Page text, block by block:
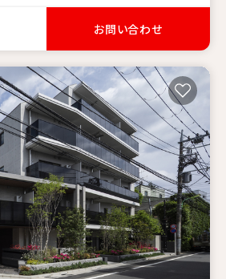
お問い合わせ